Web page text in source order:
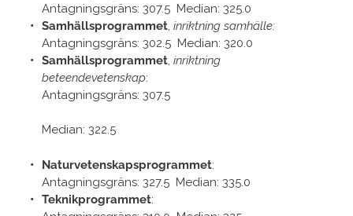
Antagningsgräns: 307.5 Median: 325.0
Samhällsprogrammet, inriktning samhälle:
Antagningsgräns: 302.5 Median: 320.0
Samhällsprogrammet, inriktning
beteendevetenskap:
Antagningsgräns: 307.5
Median: 322.5
Naturvetenskapsprogrammet:
Antagningsgräns: 327.5 Median: 335.0
Teknikprogrammet: